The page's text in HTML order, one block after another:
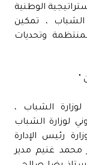
الوطنية
الشباب ، تمكين
وتحديات
لوزارة الشباب ،
لوزارة الشباب
رئيس الإدارة
محمد غنيم مدير